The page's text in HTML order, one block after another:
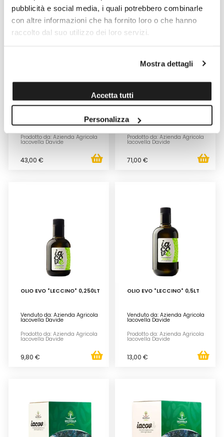
pubblicità e social media, i quali potrebbero combinarle
con altre informazioni che ha fornito loro o che hanno
raccolto dal suo utilizzo dei loro servizi.
Mostra dettagli
Accetta tutti
Personalizza
OLIO EVO "GENTILE DI CHIETI"
3LT
Venduto da: Azienda Agricola
Iacovella Davide
Prodotto da: Azienda Agricola
Iacovella Davide
43,00 €
OLIO EVO "GENTILE DI CHIETI"
5LT
Venduto da: Azienda Agricola
Iacovella Davide
Prodotto da: Azienda Agricola
Iacovella Davide
71,00 €
OLIO EVO "LECCINO" 0,250LT
Venduto da: Azienda Agricola
Iacovella Davide
Prodotto da: Azienda Agricola
Iacovella Davide
9,80 €
OLIO EVO "LECCINO" 0,5LT
Venduto da: Azienda Agricola
Iacovella Davide
Prodotto da: Azienda Agricola
Iacovella Davide
13,00 €